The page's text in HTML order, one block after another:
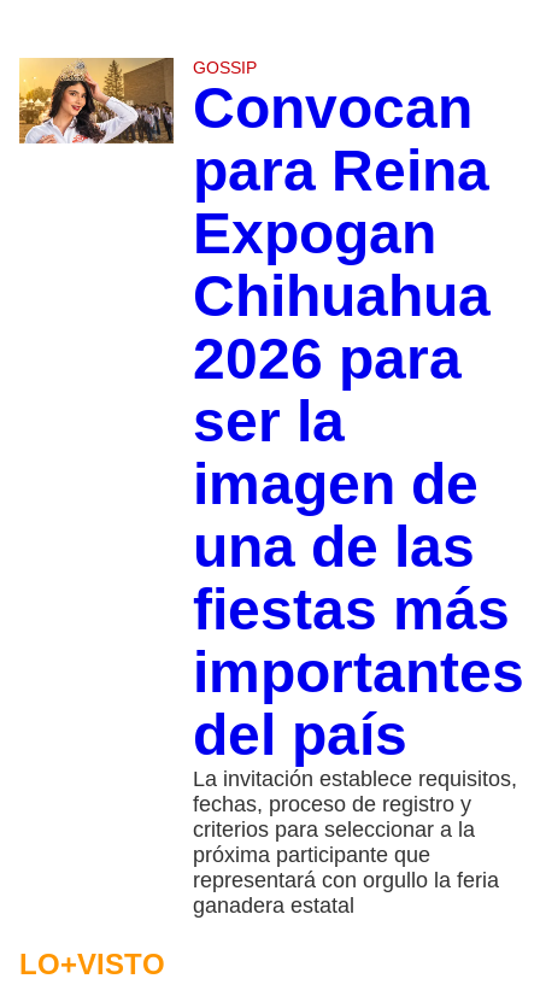
GOSSIP
Convocan
para Reina
Expogan
Chihuahua
2026 para
ser la
imagen de
una de las
fiestas más
importantes
del país
La invitación establece requisitos,
fechas, proceso de registro y
criterios para seleccionar a la
próxima participante que
representará con orgullo la feria
ganadera estatal
LO+VISTO